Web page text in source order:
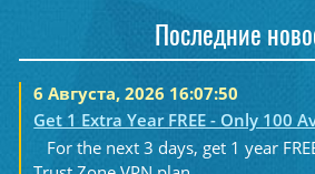
Последние
6 Августа, 2026 16:07:50
Get 1 Extra Year FREE - Only 100
For the next 3 days, get 1 year